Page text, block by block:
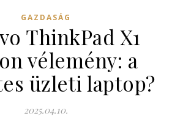
GAZDASÁG
ThinkPad X1
vélemény: a
üzleti laptop?
2025.04.10.